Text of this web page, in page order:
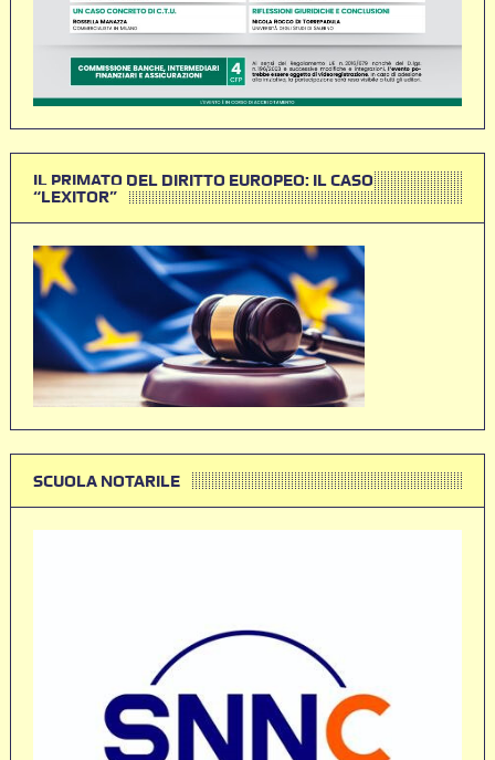
IL PRIMATO DEL DIRITTO EUROPEO: IL CASO
“LEXITOR”
SCUOLA NOTARILE